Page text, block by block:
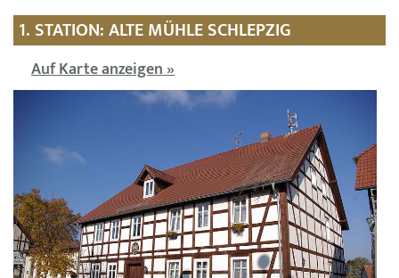
1. STATION: ALTE MÜHLE SCHLEPZIG
Auf Karte anzeigen »